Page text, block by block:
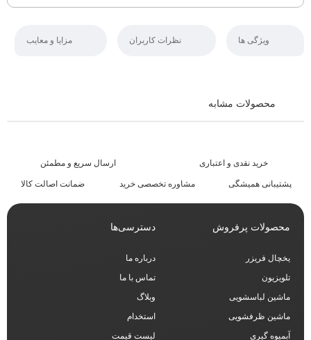
ویژگی ها نظرات کاربران مزایا و معایب
محصولات مشابه
خرید نقدی و اعتباری ارسال سریع و مطمئن​
پشتیبانی همیشگی مشاوره تخصصی خرید ضمانت اصالت کالا
محصولات پرفروش
یخچال فریزر
تلویزیون
ماشین لباسشویی
ماشین ظرفشویی
آبمیوه گیری
دسترسی‌ها
درباره ما
تماس با ما
وبلاگ
استخدام
لیست قیمت